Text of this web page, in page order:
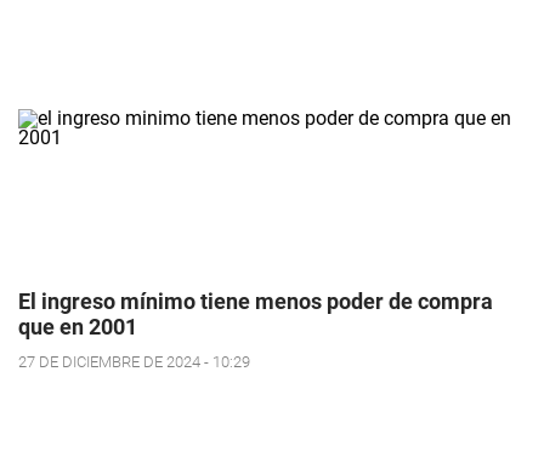
El ingreso mínimo tiene menos poder de compra
que en 2001
27 DE DICIEMBRE DE 2024 - 10:29